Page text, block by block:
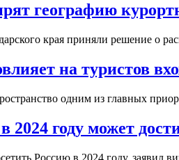
географию
края приняли решение о
на туристов
одним из главных
2024 году может
Россию в 2024 году, заявил